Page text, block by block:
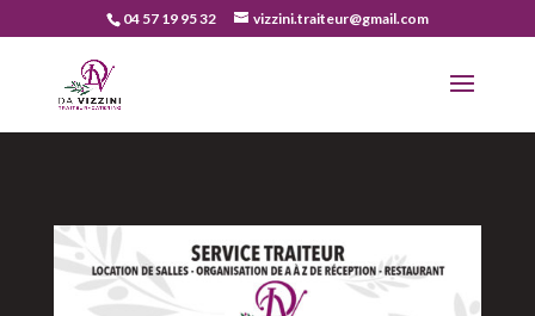
04 57 19 95 32 vizzini.traiteur@gmail.com